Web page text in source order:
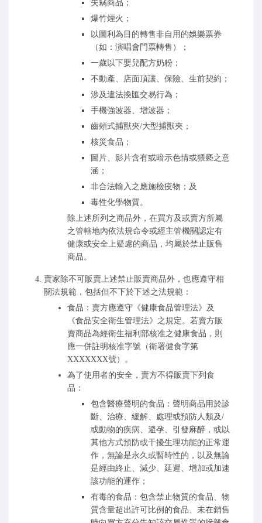
失竊商品；
爆竹煙火；
以圖利為目的轉售非自用的娛樂票券
（如：演唱會門票轉售）；
一歲以下嬰兒配方奶粉；
不動產、店面頂讓、保險、生前契約；
涉及違法換匯交易行為；
手機強波器、增波器；
齒頰式捕獸夾/大型捕獸夾；
核災食品；
圖片、影片含有或暗示色情或猥褻之意
涵；
非合法輸入之應施檢疫物；及
毒性化學物質。
除上述所列之商品外，在買方及或賣方所屬
之管轄地內依法規命令或經主管機關認定有
健康或安全上疑慮的商品，均屬於禁止販售
商品。
賣家除不可販賣上述禁止販賣商品外，也應遵守相
關法規範，包括但不下於下述之法規範：
食品：賣方應遵守《健康食品管理法》及
《食品安全衛生管理法》之規定。若賣方販
賣商品為經衛生福利部核准之健康食品，則
應一併註明核准字號（衛署健食字第
XXXXXXX號）。
為了使用者的安全，賣方不得販賣下列食
品：
包含醫療聲明的食品：聲明商品用於診
斷、治療、緩解、處理或預防人類及/
或動物的疾病、避孕、引發麻醉，或以
其他方式預防或干擾生理功能的正常運
作，無論是永久或暫時性的，以及無論
是經由終止、減少、延遲、增加或加速
該功能的運作；
有毒的食品：包含禁止物質的食品、物
質含量超出許可比例的食品、未在銷售